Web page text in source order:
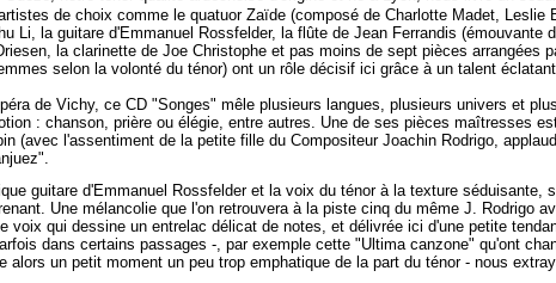
de choix comme le quatuor Zaïde (composé de Charlotte Madet,
Li, la guitare d'Emmanuel Rossfelder, la flûte de Jean Ferrandis (émouvante
la clarinette de Joe Christophe et pas moins de sept pièces arrangées
selon la volonté du ténor) ont un rôle décisif ici grâce à un talent
de Vichy, ce CD "Songes" mêle plusieurs langues, plusieurs univers et
: chanson, prière ou élégie, entre autres. Une de ses pièces maîtresses
(avec l'assentiment de la petite fille du Compositeur Joachin Rodrigo,
guitare d'Emmanuel Rossfelder et la voix du ténor à la texture séduisante,
Une mélancolie que l'on retrouvera à la piste cinq du même J. Rodrigo
voix qui dessine un entrelac délicat de notes, et délivrée ici d'une petite
dans certains passages -, par exemple cette "Ultima canzone" qu'ont
alors un petit moment un peu trop emphatique de la part du ténor - nous